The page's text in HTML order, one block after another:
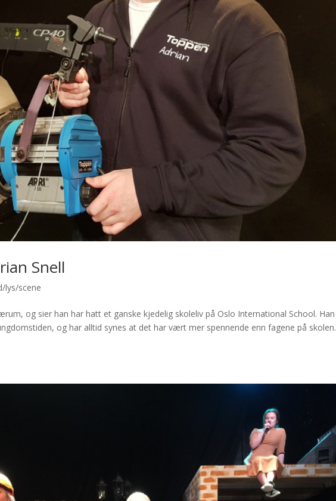
Snell
lys/scene
og sier han har hatt et ganske kjedelig skoleliv på Oslo International School. Han
og har alltid synes at det har vært mer spennende enn fagene på skolen.